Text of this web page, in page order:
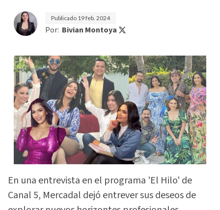
Publicado 19 feb. 2024
Por: Bivian Montoya
En una entrevista en el programa 'El Hilo' de
Canal 5, Mercadal dejó entrever sus deseos de